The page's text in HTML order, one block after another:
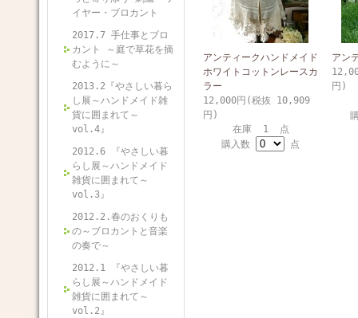
イヤー・ブロカント
2017.7 手仕事とブロ
カント ～庭で草花を摘
むように～
2013.2『やさしい暮ら
し展～ハンドメイド雑
貨に囲まれて～
vol.4』
2012.6 『やさしい暮
らし展～ハンドメイド
雑貨に囲まれて～
vol.3』
2012.2.春のおくりも
の～ブロカントと音楽
の奏で～
2012.1 『やさしい暮
らし展～ハンドメイド
雑貨に囲まれて～
vol.2』
アンティークハンドメイド
ホワイトコットンレースカ
ラー
12,000円(税抜 10,909
円)
在庫 1 点
購入数
点
アン
円)